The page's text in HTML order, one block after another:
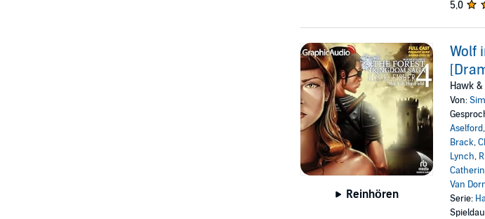
5,0
Reinhören
Wolf
Hawk
Von:
Aselford,
Brack,
Lynch,
Van
Serie: